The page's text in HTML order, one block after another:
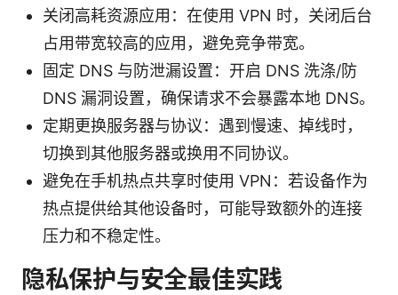
关闭高耗资源应用：在使用 VPN 时，关闭后台
占用带宽较高的应用，避免竞争带宽。
固定 DNS 与防泄漏设置：开启 DNS 洗涤/防
DNS 漏洞设置，确保请求不会暴露本地 DNS。
定期更换服务器与协议：遇到慢速、掉线时，
切换到其他服务器或换用不同协议。
避免在手机热点共享时使用 VPN：若设备作为
热点提供给其他设备时，可能导致额外的连接
压力和不稳定性。
隐私保护与安全最佳实践